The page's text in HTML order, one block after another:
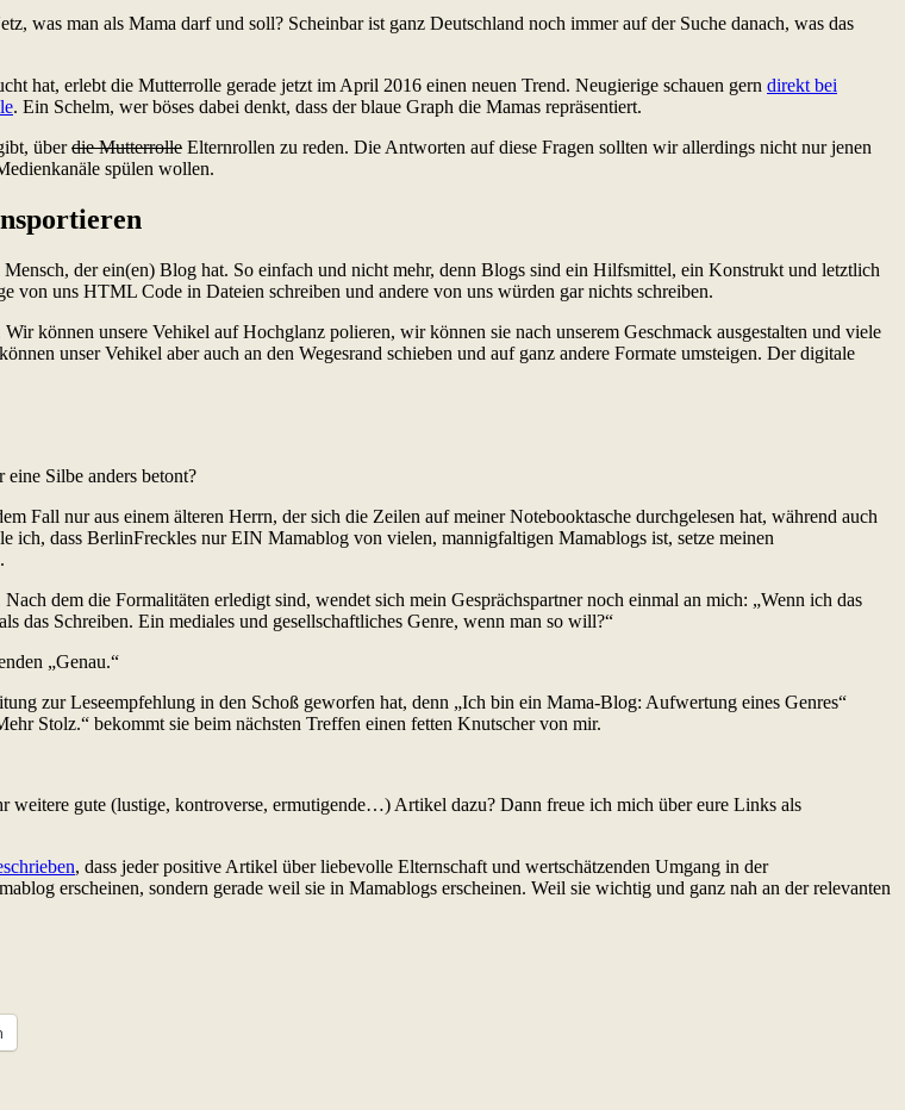
man als Mama darf und soll? Scheinbar ist ganz Deutschland noch immer auf der Suche danach, was das
hat, erlebt die Mutterrolle gerade jetzt im April 2016 einen neuen Trend. Neugierige schauen gern direkt bei
. Ein Schelm, wer böses dabei denkt, dass der blaue Graph die Mamas repräsentiert.
überdie Mutterrolle Elternrollen zu reden. Die Antworten auf diese Fragen sollten wir allerdings nicht nur jenen
spülen wollen.
der ein(en) Blog hat. So einfach und nicht mehr, denn Blogs sind ein Hilfsmittel, ein Konstrukt und letztlich
uns HTML Code in Dateien schreiben und andere von uns würden gar nichts schreiben.
können unsere Vehikel auf Hochglanz polieren, wir können sie nach unserem Geschmack ausgestalten und viele
unser Vehikel aber auch an den Wegesrand schieben und auf ganz andere Formate umsteigen. Der digitale
Silbe anders betont?
Fall nur aus einem älteren Herrn, der sich die Zeilen auf meiner Notebooktasche durchgelesen hat, während auch
ich, dass BerlinFreckles nur EIN Mamablog von vielen, mannigfaltigen Mamablogs ist, setze meinen
dem die Formalitäten erledigt sind, wendet sich mein Gesprächspartner noch einmal an mich: „Wenn ich das
das Schreiben. Ein mediales und gesellschaftliches Genre, wenn man so will?“
„Genau.“
zur Leseempfehlung in den Schoß geworfen hat, denn „Ich bin ein Mama-Blog: Aufwertung eines Genres“
Stolz.“ bekommt sie beim nächsten Treffen einen fetten Knutscher von mir.
weitere gute (lustige, kontroverse, ermutigende…) Artikel dazu? Dann freue ich mich über eure Links als
, dass jeder positive Artikel über liebevolle Elternschaft und wertschätzenden Umgang in der
erscheinen, sondern gerade weil sie in Mamablogs erscheinen. Weil sie wichtig und ganz nah an der relevanten